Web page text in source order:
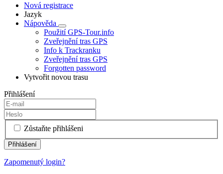
Nová registrace
Jazyk
Nápověda
Použití GPS-Tour.info
Zveřejnění tras GPS
Info k Trackranku
Zveřejnění tras GPS
Forgotten password
Vytvořit novou trasu
Přihlášení
Zůstaňte přihlášeni
Zapomenutý login?